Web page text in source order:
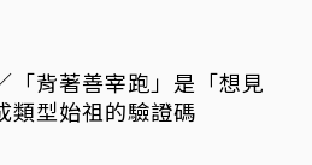
「背著善宰跑」是「想見
類型始祖的驗證碼